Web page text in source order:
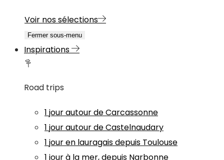
Voir nos sélections
Fermer sous-menu
Inspirations
Road trips
1 jour autour de Carcassonne
1 jour autour de Castelnaudary
1 jour en lauragais depuis Toulouse
1 jour à la mer, depuis Narbonne